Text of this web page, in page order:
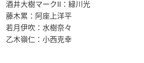
酒井大樹マークII：緑川光
藤木累：阿座上洋平
若月伊吹：水樹奈々
乙木嶺仁：小西克幸